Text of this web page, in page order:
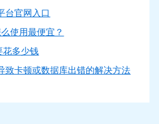
台官网入口
使用最便宜？
花多少钱
致卡顿或数据库出错的解决方法